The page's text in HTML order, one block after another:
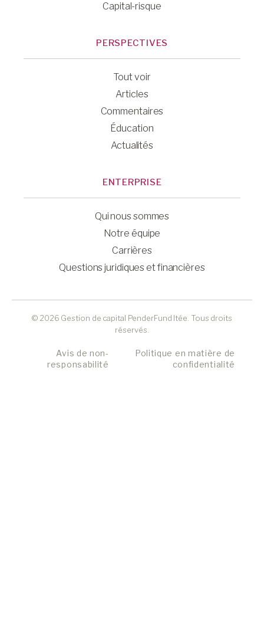
Capital-risque
PERSPECTIVES
Tout voir
Articles
Commentaires
Éducation
Actualités
ENTERPRISE
Qui nous sommes
Notre équipe
Carrières
Questions juridiques et financières
© 2026 Gestion de capital PenderFund ltée. Tous droits
réservés.
Avis de non-
responsabilité
Politique en matière de
confidentialité